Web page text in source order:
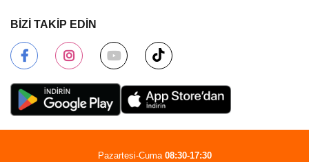
BİZİ TAKİP EDİN
Pazartesi-Cuma 08:30-17:30